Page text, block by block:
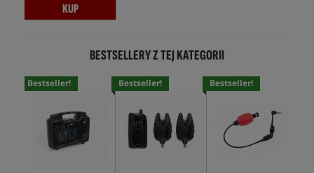
KUP
BESTSELLERY Z TEJ KATEGORII
Bestseller! Bestseller! Bestseller!